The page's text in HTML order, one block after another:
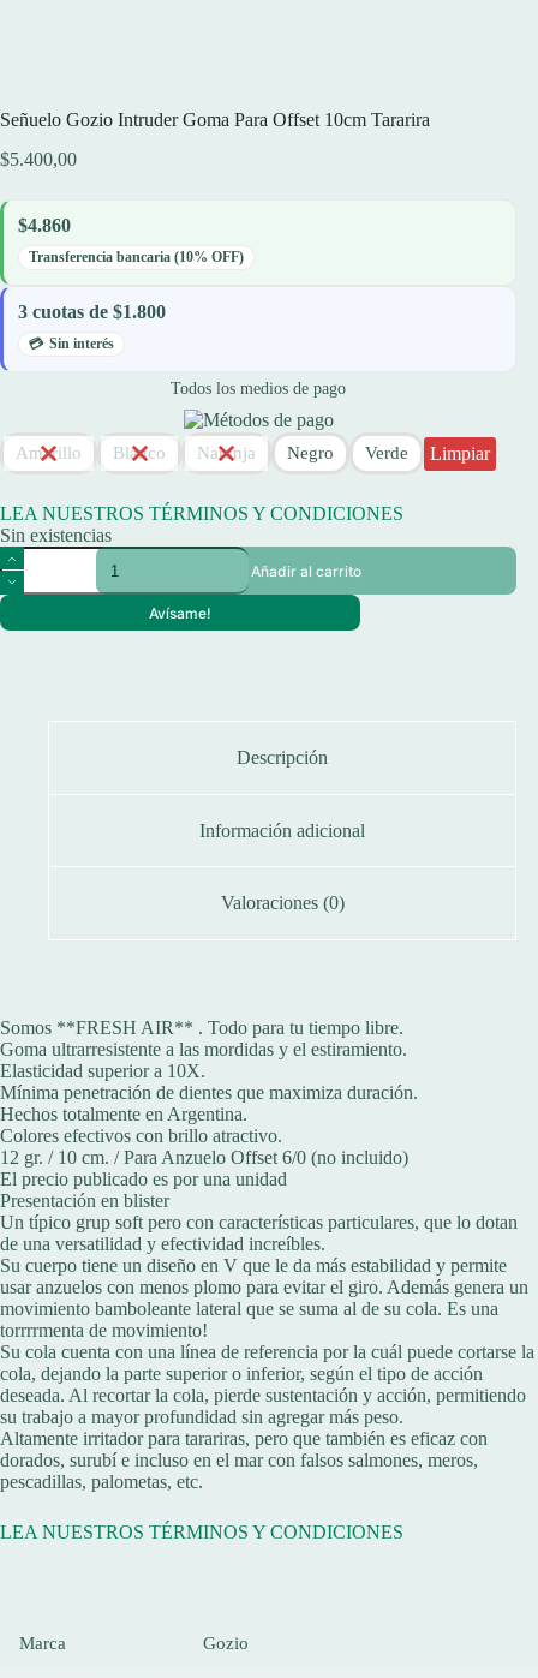
Señuelo Gozio Intruder Goma Para Offset 10cm Tararira
$5.400,00
$4.860
Transferencia bancaria (10% OFF)
3 cuotas de $1.800
Sin interés
Todos los medios de pago
Amarillo Blanco Naranja Negro Verde Limpiar
LEA NUESTROS TÉRMINOS Y CONDICIONES
Sin existencias
Señuelo
Gozio
Intruder
Para
cantidad
Añadir al carrito
Avísame!
Descripción
Información adicional
Valoraciones (0)
Somos **FRESH AIR** . Todo para tu tiempo libre.
Goma ultrarresistente a las mordidas y el estiramiento.
Elasticidad superior a 10X.
Mínima penetración de dientes que maximiza duración.
Hechos totalmente en Argentina.
Colores efectivos con brillo atractivo.
12 gr. / 10 cm. / Para Anzuelo Offset 6/0 (no incluido)
El precio publicado es por una unidad
Presentación en blister
Un típico grup soft pero con características particulares, que lo dotan
de una versatilidad y efectividad increíbles.
Su cuerpo tiene un diseño en V que le da más estabilidad y permite
usar anzuelos con menos plomo para evitar el giro. Además genera un
movimiento bamboleante lateral que se suma al de su cola. Es una
torrrrmenta de movimiento!
Su cola cuenta con una línea de referencia por la cuál puede cortarse la
cola, dejando la parte superior o inferior, según el tipo de acción
deseada. Al recortar la cola, pierde sustentación y acción, permitiendo
su trabajo a mayor profundidad sin agregar más peso.
Altamente irritador para tarariras, pero que también es eficaz con
dorados, surubí e incluso en el mar con falsos salmones, meros,
pescadillas, palometas, etc.
LEA NUESTROS TÉRMINOS Y CONDICIONES
Marca Gozio